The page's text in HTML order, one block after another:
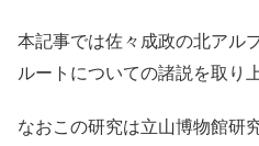
本記事では佐々成政の北アル
ルートについての諸説を取り
なおこの研究は立山博物館研